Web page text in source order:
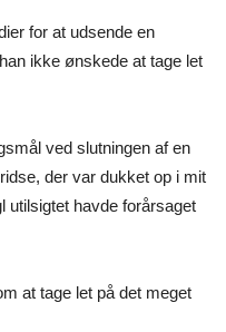
for at udsende en
ikke ønskede at tage let
ved slutningen af en
der var dukket op i mit
utilsigtet havde forårsaget
at tage let på det meget